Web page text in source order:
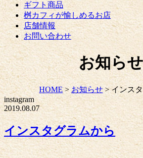
ギフト商品
桝カフィが愉しめるお店
店舗情報
お問い合わせ
お知らせ
HOME> お知らせ>インス
instagram
2019.08.07
インスタグラムから